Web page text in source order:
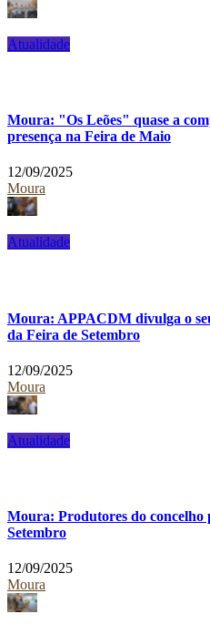
Atualidade
Moura: "Os Leões" quase a
presença na Feira de Maio
12/09/2025
Moura
Atualidade
Moura: APPACDM divulga o
da Feira de Setembro
12/09/2025
Moura
Atualidade
Moura: Produtores do concelho
Setembro
12/09/2025
Moura